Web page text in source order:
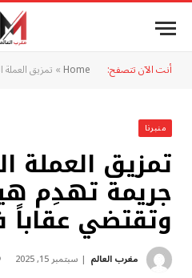
أنت الآن تتصفح: Home
» تمزيق العملة
منبرنا
تمزيق العملة
جريمة تهدِم
وتقتضي عقاباً
مغرب العالم سبتمبر 15, 2025